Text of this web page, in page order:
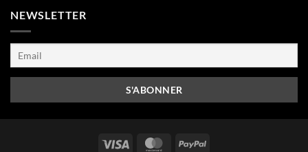
NEWSLETTER
Visa MasterCardPayPal